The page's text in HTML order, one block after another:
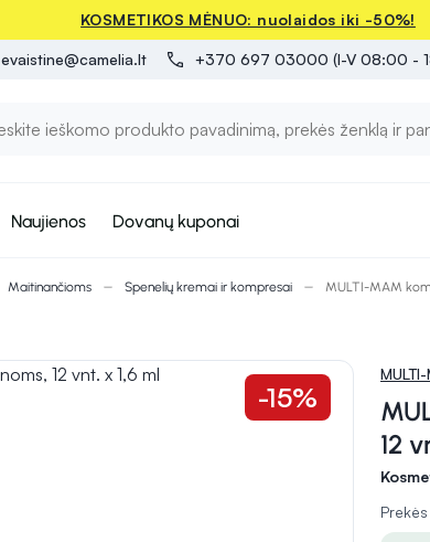
KOSMETIKOS MĖNUO: nuolaidos iki -50%!
evaistine@camelia.lt +370 697 03000 (I-V 08:00 -
Naujienos Dovanų kuponai
Maitinančioms Spenelių kremai ir kompresai MULTI-MAM
-15%
12